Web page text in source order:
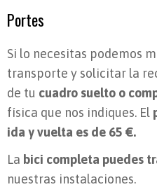
Portes
Si lo necesitas podemos
transporte y solicitar la
de tu cuadro suelto o
física que nos indiques. El
ida y vuelta es de 65 €.
La bici completa puedes
nuestras instalaciones.